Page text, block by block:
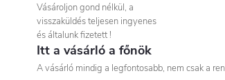
Vásároljon gond nélkül, a
visszaküldés teljesen ingyenes
és általunk fizetett !
Itt a vásárló a főnök
A vásárló mindig a legfontosabb, nem csak a